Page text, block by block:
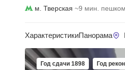
м. Тверская ~9 мин. пешком
ХарактеристикиПанорама
Год сдачи 1898 Год